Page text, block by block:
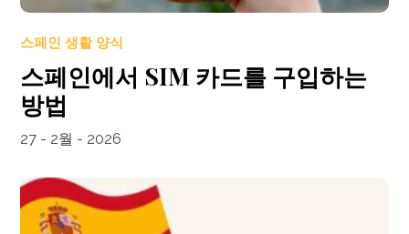
스페인 생활 양식
스페인에서 SIM 카드를 구입하는
방법
27 - 2월 - 2026